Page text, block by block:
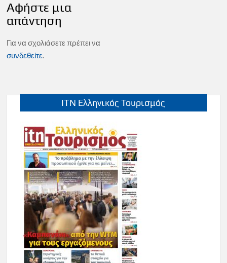
Αφήστε μια
απάντηση
Για να σχολιάσετε πρέπει να
συνδεθείτε.
ITN Ελληνικός Τουρισμός